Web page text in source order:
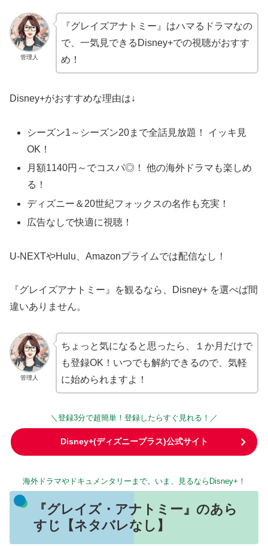
管理人
『グレイズアナトミー』はハマるドラマなの
で、一気見できるDisney+での視聴がおすす
め！
Disney+がおすすめな理由は↓
シーズン1～シーズン20まで全話見放題！ イッキ見
OK！
月額1140円～でコスパ◎！ 他の海外ドラマも楽しめ
る！
ディズニー＆20世紀フォックスの名作も充実！
広告なしで快適に視聴！
U-NEXTやHulu、Amazonプライムでは配信なし！
『グレイズアナトミー』を観るなら、Disney+ を選べば間
違いありません。
管理人
ちょっと気になると思ったら、１か月だけで
も登録OK！いつでも解約できるので、気軽
に始められますよ！
＼登録3分で超簡単！登録したらすぐ見れる！／
Disney+(ディズニープラス)公式サイト
海外ドラマやドキュメンタリーまで。いま、見るならDisney+！
『グレイズ・アナトミー』のあら
すじ【ネタバレなし】